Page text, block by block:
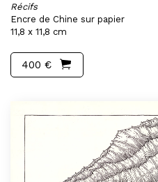
Récifs
Encre de Chine sur papier
11,8 x 11,8 cm
400 €